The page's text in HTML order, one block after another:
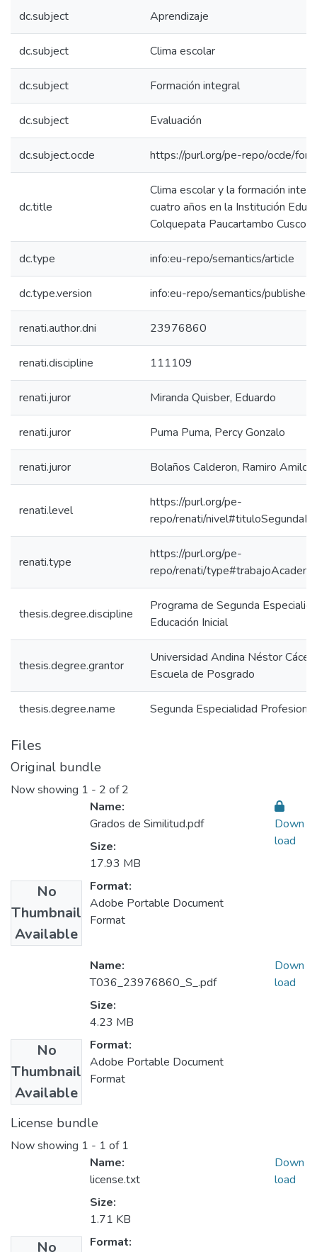
dc.subject Aprendizaje
dc.subject Clima escolar
dc.subject Formación integral
dc.subject Evaluación
dc.subject.ocde https://purl.org/pe-repo/ocde/
dc.title
Clima escolar y la formación
cuatro años en la Institución
Colquepata Paucartambo Cusco
dc.type info:eu-repo/semantics/article
dc.type.version info:eu-repo/semantics/
renati.author.dni 23976860
renati.discipline 111109
renati.juror Miranda Quisber, Eduardo
renati.juror Puma Puma, Percy Gonzalo
renati.juror Bolaños Calderon, Ramiro Amilcar
renati.level
https://purl.org/pe-
repo/renati/
renati.type
https://purl.org/pe-
repo/renati/
thesis.degree.discipline
Programa de Segunda
Educación Inicial
thesis.degree.grantor
Universidad Andina Néstor
Escuela de Posgrado
thesis.degree.name Segunda Especialidad
Files
Original bundle
Now showing 1 - 2 of 2
No
Thumbnail
Available
Name:
Grados de Similitud.pdf
Size:
17.93 MB
Format:
Adobe Portable Document
Format
Down
load
No
Thumbnail
Available
Name:
T036_23976860_S_.pdf
Size:
4.23 MB
Format:
Adobe Portable Document
Format
Down
load
License bundle
Now showing 1 - 1 of 1
No
Name:
license.txt
Size:
1.71 KB
Format:
Down
load